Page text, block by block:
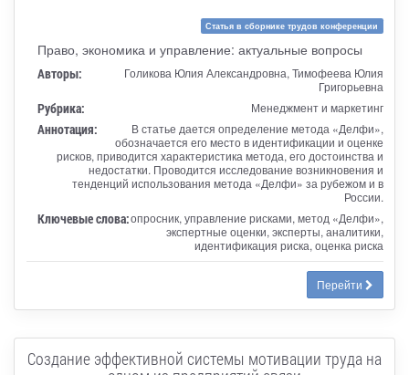
Статья в сборнике трудов конференции
Право, экономика и управление: актуальные вопросы
Авторы:
Голикова Юлия Александровна, Тимофеева Юлия
Григорьевна
Рубрика: Менеджмент и маркетинг
Аннотация:
В статье дается определение метода «Делфи»,
обозначается его место в идентификации и оценке
рисков, приводится характеристика метода, его достоинства и
недостатки. Проводится исследование возникновения и
тенденций использования метода «Делфи» за рубежом и в
России.
Ключевые слова:опросник, управление рисками, метод «Делфи»,
экспертные оценки, эксперты, аналитики,
идентификация риска, оценка риска
Перейти
Создание эффективной системы мотивации труда на